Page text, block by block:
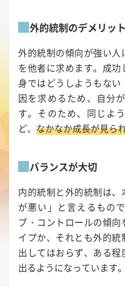
外的統制のデメリット
外的統制の傾向が強い
を他者に求めます。成
身ではどうしようもな
因を求めるため、自分
す。そのため、同じよ
ど、 なかなか成長が見ら
バランスが大切
内的統制と外的統制は
が悪い」と言えるもの
ブ・コントロールの傾
イプか、それとも外的
出してはおらず、ある
出るようになっています。